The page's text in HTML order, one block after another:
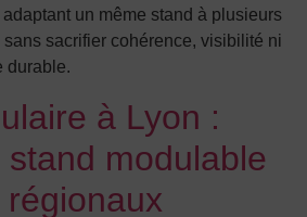
un même stand à plusieurs
sacrifier cohérence, visibilité ni
durable.
à Lyon :
modulable